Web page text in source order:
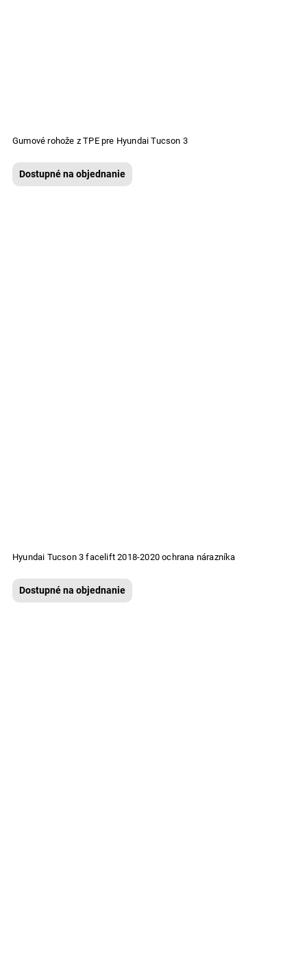
Gumové rohože z TPE pre Hyundai Tucson 3
Dostupné na objednanie
Hyundai Tucson 3 facelift 2018-2020 ochrana nárazníka
Dostupné na objednanie